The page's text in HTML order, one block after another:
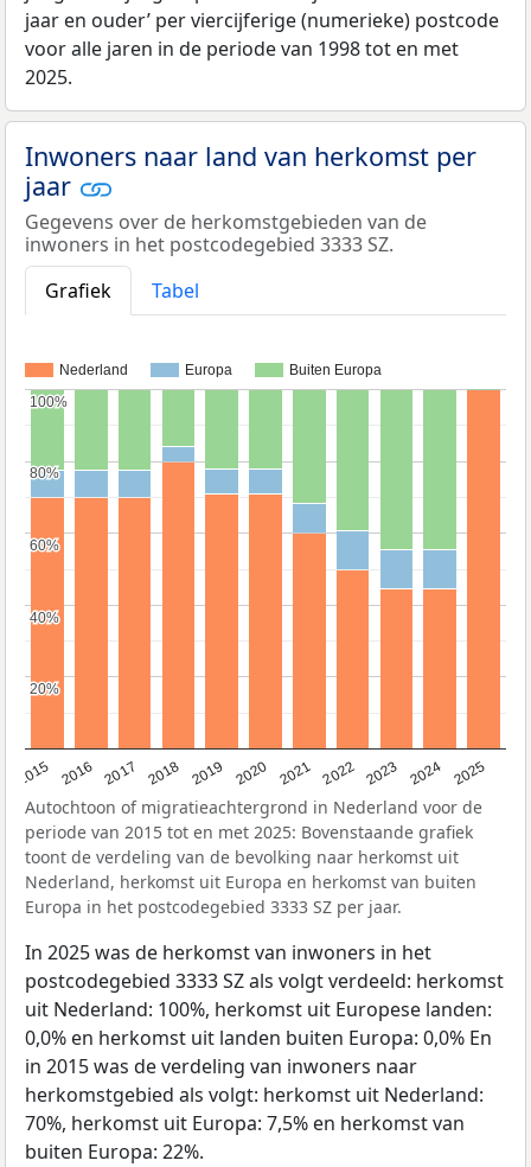
jaar en ouder’ per viercijferige (numerieke) postcode
voor alle jaren in de periode van 1998 tot en met
2025.
Inwoners naar land van herkomst per
jaar
Gegevens over de herkomstgebieden van de
inwoners in het postcodegebied 3333 SZ.
Grafiek
Tabel
Nederland Europa Buiten Europa
2015 2016 2017 2018 2019 2020 2021 2022 2023 2024 2025
20%
20%
40%
40%
60%
60%
80%
80%
100%
100%
Autochtoon of migratieachtergrond in Nederland voor de
periode van 2015 tot en met 2025: Bovenstaande grafiek
toont de verdeling van de bevolking naar herkomst uit
Nederland, herkomst uit Europa en herkomst van buiten
Europa in het postcodegebied 3333 SZ per jaar.
In 2025 was de herkomst van inwoners in het
postcodegebied 3333 SZ als volgt verdeeld: herkomst
uit Nederland: 100%, herkomst uit Europese landen:
0,0% en herkomst uit landen buiten Europa: 0,0% En
in 2015 was de verdeling van inwoners naar
herkomstgebied als volgt: herkomst uit Nederland:
70%, herkomst uit Europa: 7,5% en herkomst van
buiten Europa: 22%.